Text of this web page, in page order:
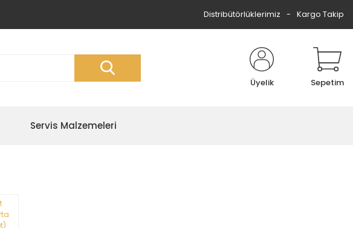
Distribütörlüklerimiz Kargo Takip
Üyelik Sepetim
Servis Malzemeleri